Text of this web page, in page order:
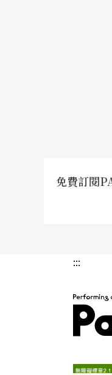
讓學生去認
當這部戲在
立足的《暗
不但沒有劇
達的情況解
歐萊利表示
我是希望當
出，這個方
免費訂閱
:::